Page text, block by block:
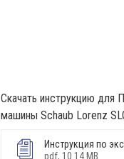
Скачать инструкцию для
машины Schaub Lorenz
Инструкция по
pdf, 10.14 MB